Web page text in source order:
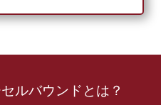
ルバウンドとは？